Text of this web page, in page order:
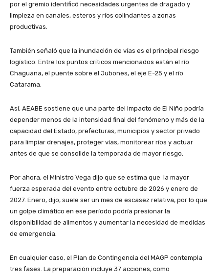
por el gremio identificó necesidades urgentes de dragado y
limpieza en canales, esteros y ríos colindantes a zonas
productivas.
También señaló que la inundación de vías es el principal riesgo
logístico. Entre los puntos críticos mencionados están el río
Chaguana, el puente sobre el Jubones, el eje E-25 y el río
Catarama.
Así, AEABE sostiene que una parte del impacto de El Niño podría
depender menos de la intensidad final del fenómeno y más de la
capacidad del Estado, prefecturas, municipios y sector privado
para limpiar drenajes, proteger vías, monitorear ríos y actuar
antes de que se consolide la temporada de mayor riesgo.
Por ahora, el Ministro Vega dijo que se estima que la mayor
fuerza esperada del evento entre octubre de 2026 y enero de
2027. Enero, dijo, suele ser un mes de escasez relativa, por lo que
un golpe climático en ese período podría presionar la
disponibilidad de alimentos y aumentar la necesidad de medidas
de emergencia.
En cualquier caso, el Plan de Contingencia del MAGP contempla
tres fases. La preparación incluye 37 acciones, como